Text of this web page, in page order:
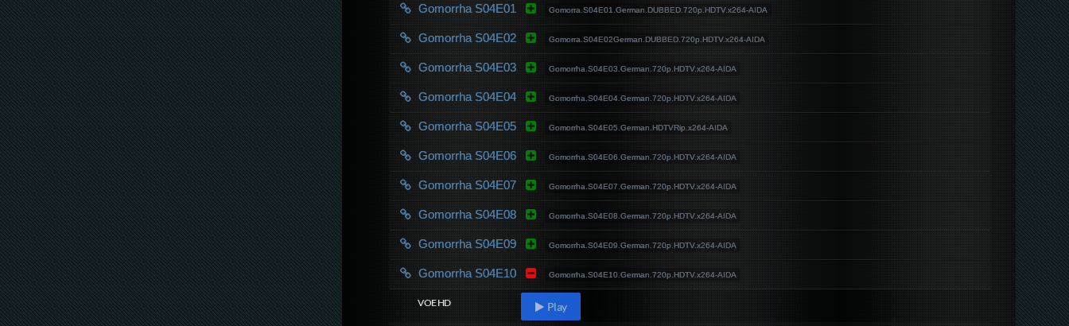
Gomorrha S04E01 Gomorra.S04E01.German.DUBBED.720p.HDTV.x264-AIDA
Gomorrha S04E02 Gomorra.S04E02German.DUBBED.720p.HDTV.x264-AIDA
Gomorrha S04E03 Gomorrha.S04E03.German.720p.HDTV.x264-AIDA
Gomorrha S04E04 Gomorrha.S04E04.German.720p.HDTV.x264-AIDA
Gomorrha S04E05 Gomorrha.S04E05.German.HDTVRip.x264-AIDA
Gomorrha S04E06 Gomorrha.S04E06.German.720p.HDTV.x264-AIDA
Gomorrha S04E07 Gomorrha.S04E07.German.720p.HDTV.x264-AIDA
Gomorrha S04E08 Gomorrha.S04E08.German.720p.HDTV.x264-AIDA
Gomorrha S04E09 Gomorrha.S04E09.German.720p.HDTV.x264-AIDA
Gomorrha S04E10 Gomorrha.S04E10.German.720p.HDTV.x264-AIDA
VOE HD Play